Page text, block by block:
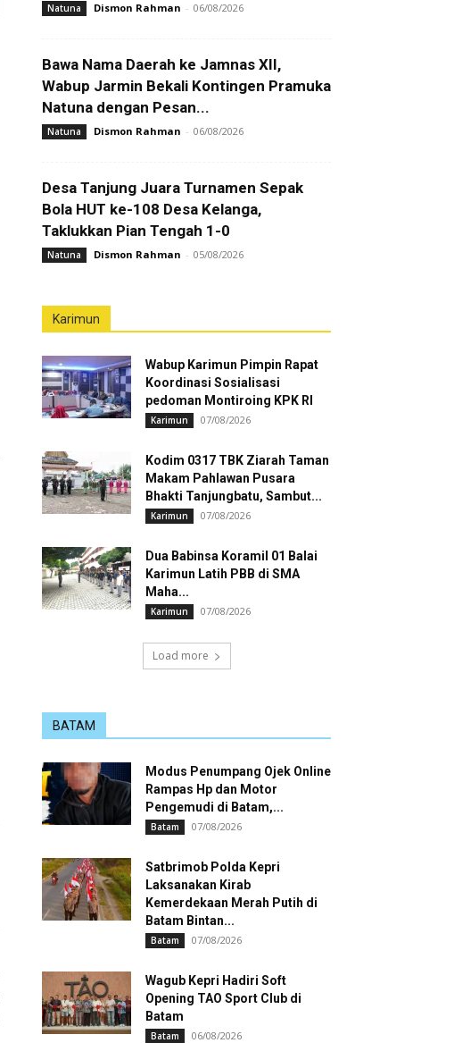
Natuna Dismon Rahman - 06/08/2026
Bawa Nama Daerah ke Jamnas XII,
Wabup Jarmin Bekali Kontingen Pramuka
Natuna dengan Pesan...
Natuna Dismon Rahman - 06/08/2026
Desa Tanjung Juara Turnamen Sepak
Bola HUT ke-108 Desa Kelanga,
Taklukkan Pian Tengah 1-0
Natuna Dismon Rahman - 05/08/2026
Karimun
Wabup Karimun Pimpin Rapat
Koordinasi Sosialisasi
pedoman Montiroing KPK RI
Karimun 07/08/2026
Kodim 0317 TBK Ziarah Taman
Makam Pahlawan Pusara
Bhakti Tanjungbatu, Sambut...
Karimun 07/08/2026
Dua Babinsa Koramil 01 Balai
Karimun Latih PBB di SMA
Maha...
Karimun 07/08/2026
Load more
BATAM
Modus Penumpang Ojek Online
Rampas Hp dan Motor
Pengemudi di Batam,...
Batam 07/08/2026
Satbrimob Polda Kepri
Laksanakan Kirab
Kemerdekaan Merah Putih di
Batam Bintan...
Batam 07/08/2026
Wagub Kepri Hadiri Soft
Opening TAO Sport Club di
Batam
Batam 06/08/2026